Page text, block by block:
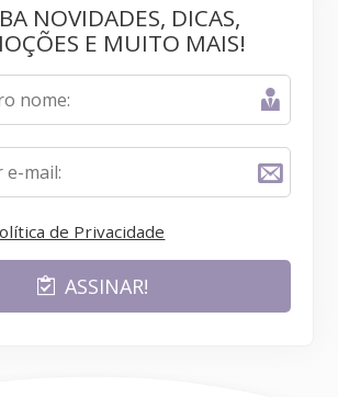
NOVIDADES, DICAS,
E MUITO MAIS!
de Privacidade
ASSINAR!